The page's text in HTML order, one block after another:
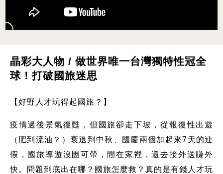
晶彩大人物 / 做世界唯一台灣獨特性冠全
球！打破國旅迷思
【好野人才玩得起國旅？】
疫情過後景氣復甦，但國旅卻走下坡，從報復性出遊
（肥到流油？）衰退到中秋、國慶兩個加起來7天的連
假，國旅導遊沒團可帶，閒在家裡，還去接外送賺外
快。問題到底出在哪？國旅怎麼救？真的是有錢人才玩